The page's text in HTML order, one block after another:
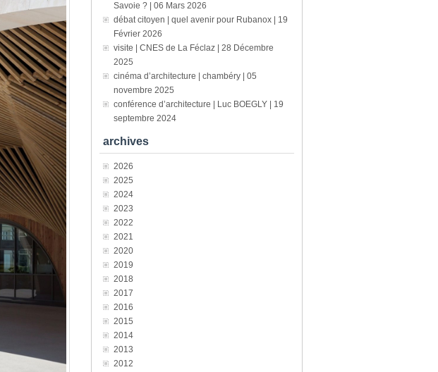
Savoie ? | 06 Mars 2026
débat citoyen | quel avenir pour Rubanox | 19
Février 2026
visite | CNES de La Féclaz | 28 Décembre
2025
cinéma d’architecture | chambéry | 05
novembre 2025
conférence d’architecture | Luc BOEGLY | 19
septembre 2024
archives
2026
2025
2024
2023
2022
2021
2020
2019
2018
2017
2016
2015
2014
2013
2012